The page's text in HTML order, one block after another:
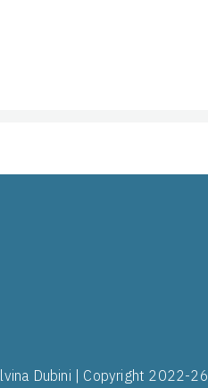
Dubini | Copyright 2022-26